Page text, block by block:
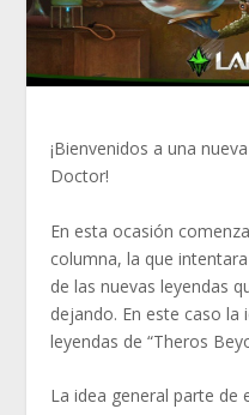
¡Bienvenidos a una
Doctor!
En esta ocasión
columna, la que
de las nuevas leyendas
dejando. En este caso la
leyendas de “Theros
La idea general parte de